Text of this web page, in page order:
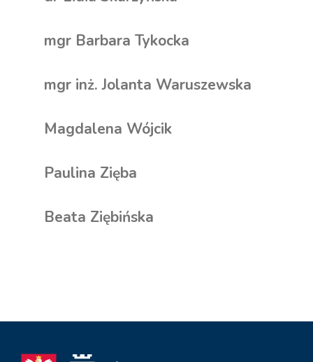
mgr Barbara Tykocka
mgr inż. Jolanta Waruszewska
Magdalena Wójcik
Paulina Zięba
Beata Ziębińska